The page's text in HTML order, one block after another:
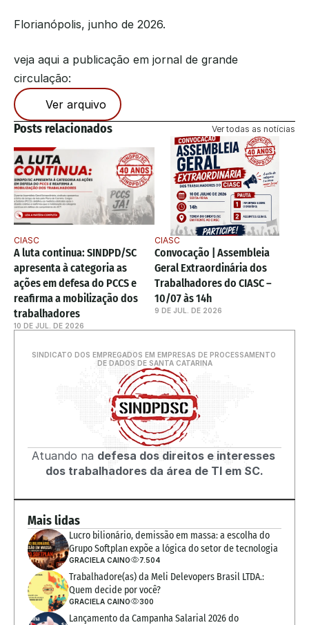
Florianópolis, junho de 2026.
veja aqui a publicação em jornal de grande
circulação:
Ver arquivo
Posts relacionados Ver todas as notícias
CIASC
A luta continua: SINDPD/SC
apresenta à categoria as
ações em defesa do PCCS e
reafirma a mobilização dos
trabalhadores
10 DE JUL. DE 2026
CIASC
Convocação | Assembleia
Geral Extraordinária dos
Trabalhadores do CIASC –
10/07 às 14h
9 DE JUL. DE 2026
SINDICATO DOS EMPREGADOS EM EMPRESAS DE PROCESSAMENTO
DE DADOS DE SANTA CATARINA
Atuando na defesa dos direitos e interesses
dos trabalhadores da área de TI em SC.
Mais lidas
Lucro bilionário, demissão em massa: a escolha do
Grupo Softplan expõe a lógica do setor de tecnologia
GRACIELA CAINO 7.504
Trabalhadore(as) da Meli Delevopers Brasil LTDA.:
Quem decide por você?
GRACIELA CAINO 300
Lançamento da Campanha Salarial 2026 do